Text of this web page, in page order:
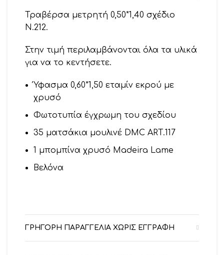
Τραβέρσα μετρητή 0,50*1,40 σχέδιο
Ν.212.
Στην τιμή περιλαμβάνονται όλα τα υλικά
για να το κεντήσετε.
Ύφασμα 0,60*1,50 εταμίν εκρού με
χρυσό
Φωτοτυπία έγχρωμη του σχεδίου
35 ματσάκια μουλινέ DMC ART.117
1 μπομπίνα χρυσό Madeira Lame
Βελόνα
ΓΡΗΓΟΡΗ ΠΑΡΑΓΓΕΛΙΑ ΧΩΡΙΣ ΕΓΓΡΑΦΗ